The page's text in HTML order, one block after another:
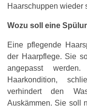
Haarschuppen wieder
Wozu soll eine
Eine pflegende
der Haarpflege. Sie
angepasst
Haarkondition,
verhindert den
Auskämmen. Sie soll